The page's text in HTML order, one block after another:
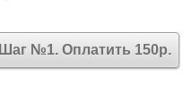
Шаг №1. Оплатить 150р.